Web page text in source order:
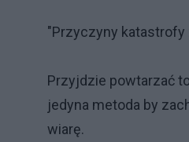
"Przyczyny katastrofy
Przyjdzie powtarzać
jedyna metoda by
wiarę.